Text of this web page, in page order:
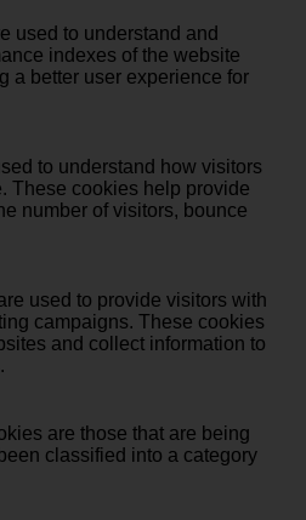
used to understand and
indexes of the website
a better user experience for
to understand how visitors
These cookies help provide
number of visitors, bounce
used to provide visitors with
campaigns. These cookies
and collect information to
are those that are being
classified into a category